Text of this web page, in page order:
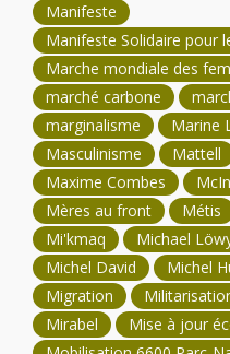
Manifeste
Manifeste Solidaire pour
Marche mondiale des
marché carbone
marginalisme
Marine
Masculinisme
Mattell
Maxime Combes
Mères au front
Métis
Mi'kmaq
Michael
Michel David
Michel
Migration
Mirabel
Mise à jour